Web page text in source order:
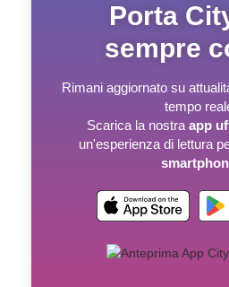
Porta
sempre
Rimani aggiornato su
tempo
Scarica la nostra app
un'esperienza di lettura